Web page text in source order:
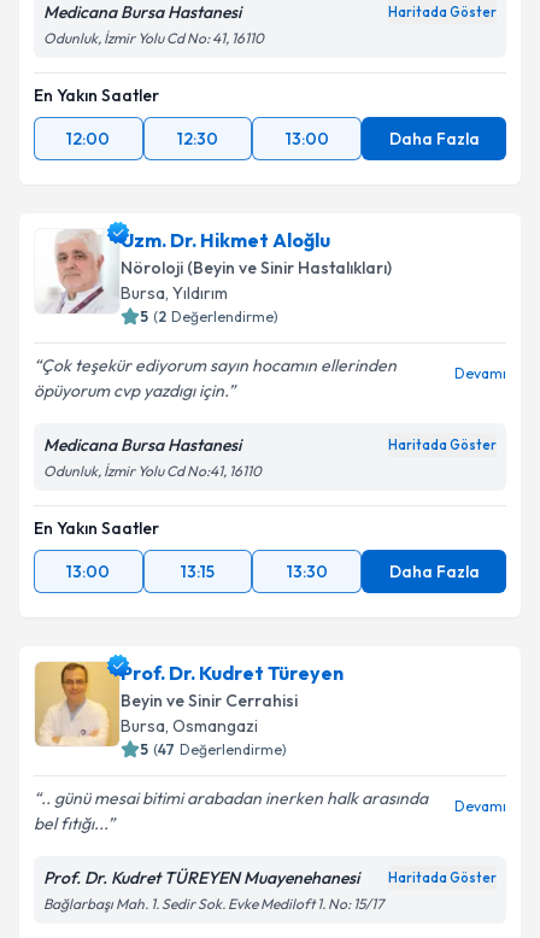
Medicana Bursa Hastanesi Haritada Göster
Odunluk, İzmir Yolu Cd No: 41, 16110
En Yakın Saatler
12:00
12:30 13:00 Daha Fazla
Uzm. Dr. Hikmet Aloğlu
Nöroloji (Beyin ve Sinir Hastalıkları)
Bursa, Yıldırım
5 (2 Değerlendirme)
Çok teşekür ediyorum sayın hocamın ellerinden
öpüyorum cvp yazdıgı için.
Devamı
Medicana Bursa Hastanesi Haritada Göster
Odunluk, İzmir Yolu Cd No:41, 16110
En Yakın Saatler
13:00
13:15 13:30 Daha Fazla
Prof. Dr. Kudret Türeyen
Beyin ve Sinir Cerrahisi
Bursa, Osmangazi
5 (47 Değerlendirme)
.. günü mesai bitimi arabadan inerken halk arasında
bel fıtığı...
Devamı
Prof. Dr. Kudret TÜREYEN Muayenehanesi Haritada Göster
Bağlarbaşı Mah. 1. Sedir Sok. Evke Mediloft 1. No: 15/17